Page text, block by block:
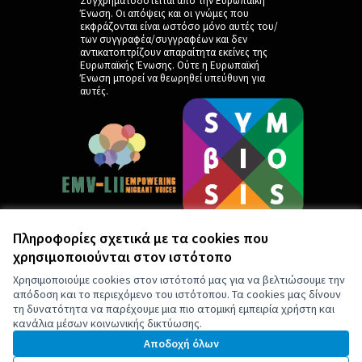
Πληροφορίες σχετικά με τα cookies που
χρησιμοποιούνται στον ιστότοπο
Χρησιμοποιούμε cookies στον ιστότοπό μας για να βελτιώσουμε την
απόδοση και το περιεχόμενο του ιστότοπου. Τα cookies μας δίνουν
τη δυνατότητα να παρέχουμε μια πιο ατομική εμπειρία χρήστη και
κανάλια μέσων κοινωνικής δικτύωσης.
Αποδοχή όλων
Ένωση. Οι απόψεις και οι γνώμες που
εκφράζονται είναι ωστόσο μόνο αυτές του/
των συγγραφέα/συγγραφέων και δεν
αντικατοπτρίζουν απαραίτητα εκείνες της
Ευρωπαϊκής Ένωσης. Ούτε η Ευρωπαϊκή
Ένωση μπορεί να θεωρηθεί υπεύθυνη για
αυτές.
by